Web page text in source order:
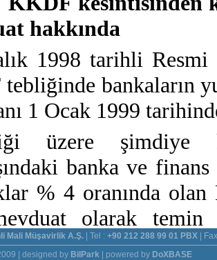
Mali Müşavirlik A.Ş. | Tel : +90 212 288 99 01 PBX |
| designed by BilPark | powered by DoXBASE